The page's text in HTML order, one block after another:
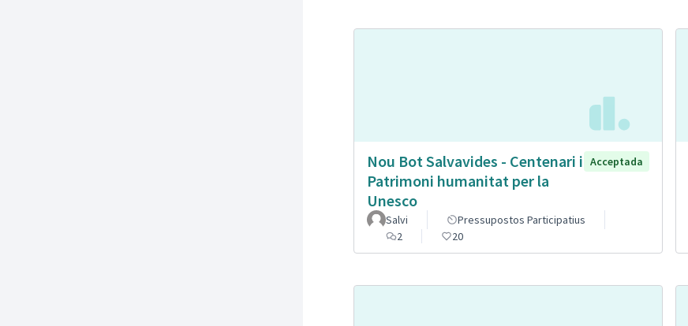
Nou Bot Salvavides - Centenari i
Patrimoni humanitat per la
Unesco
Acceptada
Salvi
Pressupostos Participatius
2
20